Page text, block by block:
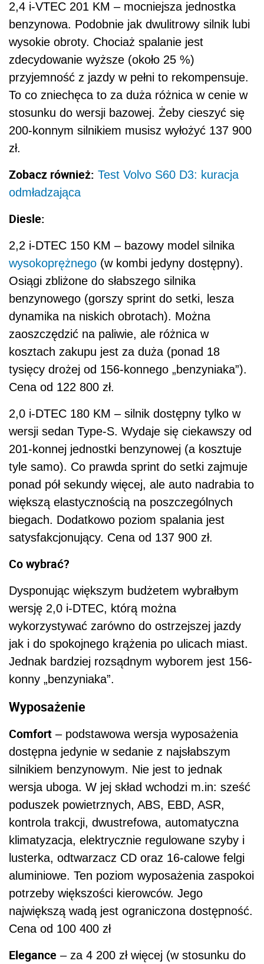
2,4 i-VTEC 201 KM – mocniejsza jednostka
benzynowa. Podobnie jak dwulitrowy silnik lubi
wysokie obroty. Chociaż spalanie jest
zdecydowanie wyższe (około 25 %)
przyjemność z jazdy w pełni to rekompensuje.
To co zniechęca to za duża różnica w cenie w
stosunku do wersji bazowej. Żeby cieszyć się
200-konnym silnikiem musisz wyłożyć 137 900
zł.
Zobacz również: Test Volvo S60 D3: kuracja
odmładzająca
Diesle:
2,2 i-DTEC 150 KM – bazowy model silnika
wysokoprężnego (w kombi jedyny dostępny).
Osiągi zbliżone do słabszego silnika
benzynowego (gorszy sprint do setki, lesza
dynamika na niskich obrotach). Można
zaoszczędzić na paliwie, ale różnica w
kosztach zakupu jest za duża (ponad 18
tysięcy drożej od 156-konnego „benzyniaka”).
Cena od 122 800 zł.
2,0 i-DTEC 180 KM – silnik dostępny tylko w
wersji sedan Type-S. Wydaje się ciekawszy od
201-konnej jednostki benzynowej (a kosztuje
tyle samo). Co prawda sprint do setki zajmuje
ponad pół sekundy więcej, ale auto nadrabia to
większą elastycznością na poszczególnych
biegach. Dodatkowo poziom spalania jest
satysfakcjonujący. Cena od 137 900 zł.
Co wybrać?
Dysponując większym budżetem wybrałbym
wersję 2,0 i-DTEC, którą można
wykorzystywać zarówno do ostrzejszej jazdy
jak i do spokojnego krążenia po ulicach miast.
Jednak bardziej rozsądnym wyborem jest 156-
konny „benzyniaka”.
Wyposażenie
Comfort – podstawowa wersja wyposażenia
dostępna jedynie w sedanie z najsłabszym
silnikiem benzynowym. Nie jest to jednak
wersja uboga. W jej skład wchodzi m.in: sześć
poduszek powietrznych, ABS, EBD, ASR,
kontrola trakcji, dwustrefowa, automatyczna
klimatyzacja, elektrycznie regulowane szyby i
lusterka, odtwarzacz CD oraz 16-calowe felgi
aluminiowe. Ten poziom wyposażenia zaspokoi
potrzeby większości kierowców. Jego
największą wadą jest ograniczona dostępność.
Cena od 100 400 zł
Elegance – za 4 200 zł więcej (w stosunku do